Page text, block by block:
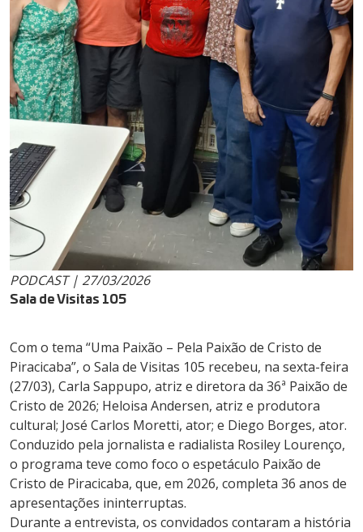
PODCAST | 27/03/2026
Sala de Visitas 105
Com o tema “Uma Paixão – Pela Paixão de Cristo de
Piracicaba”, o Sala de Visitas 105 recebeu, na sexta-feira
(27/03), Carla Sappupo, atriz e diretora da 36ª Paixão de
Cristo de 2026; Heloisa Andersen, atriz e produtora
cultural; José Carlos Moretti, ator; e Diego Borges, ator.
Conduzido pela jornalista e radialista Rosiley Lourenço,
o programa teve como foco o espetáculo Paixão de
Cristo de Piracicaba, que, em 2026, completa 36 anos de
apresentações ininterruptas.
Durante a entrevista, os convidados contaram a história